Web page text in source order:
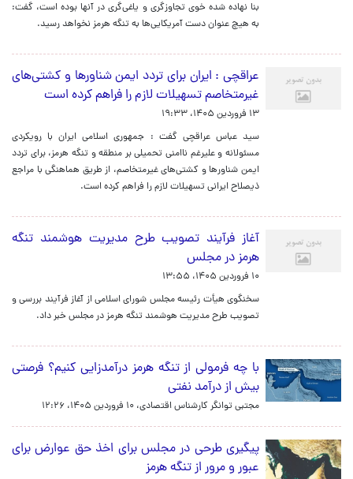
بنا نهاده شده خوی تجاوزگری و یاغی‌گری در آنها بوده است، گفت:
به هیچ عنوان دست آمریکایی‌ها به تنگه هرمز نخواهد رسید.
عراقچی : ایران برای تردد ایمن شناورها و کشتی‌های
غیرمتخاصم تسهیلات لازم را فراهم کرده است
۱۳ فروردین ۱۴۰۵، ۱۹:۳۳
سید عباس عراقچی گفت : جمهوری اسلامی ایران با رویکردی
مسئولانه و علیرغم ناامنی تحمیلی بر منطقه و تنگه هرمز، برای تردد
ایمن شناورها و کشتی‌های غیرمتخاصم، از طریق هماهنگی با مراجع
ذیصلاح ایرانی تسهیلات لازم را فراهم کرده است.
آغاز فرآیند تصویب طرح مدیریت هوشمند تنگه
هرمز در مجلس
۱۰ فروردین ۱۴۰۵، ۱۳:۵۵
سخنگوی هیأت رئیسه مجلس شورای اسلامی از آغاز فرآیند بررسی و
تصویب طرح مدیریت هوشمند تنگه هرمز در مجلس خبر داد.
با چه فرمولی از تنگه هرمز درآمدزایی کنیم؟ فرصتی
بیش از درآمد نفتی
مجتبی توانگر کارشناس اقتصادی، ۱۰ فروردین ۱۴۰۵، ۱۲:۲۶
پیگیری طرحی در مجلس برای اخذ حق عوارض برای
عبور و مرور از تنگه هرمز